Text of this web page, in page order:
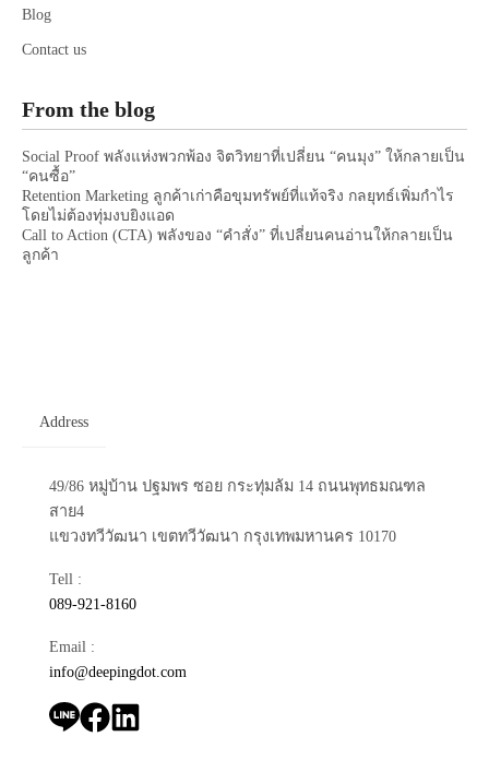
Blog
Contact us
From the blog
Social Proof พลังแห่งพวกพ้อง จิตวิทยาที่เปลี่ยน “คนมุง” ให้กลายเป็น
“คนซื้อ”
Retention Marketing ลูกค้าเก่าคือขุมทรัพย์ที่แท้จริง กลยุทธ์เพิ่มกำไร
โดยไม่ต้องทุ่มงบยิงแอด
Call to Action (CTA) พลังของ “คำสั่ง” ที่เปลี่ยนคนอ่านให้กลายเป็น
ลูกค้า
Address
49/86 หมู่บ้าน ปฐมพร ซอย กระทุ่มล้ม 14 ถนนพุทธมณฑล
สาย4
แขวงทวีวัฒนา เขตทวีวัฒนา กรุงเทพมหานคร 10170
Tell :
089-921-8160
Email :
info@deepingdot.com